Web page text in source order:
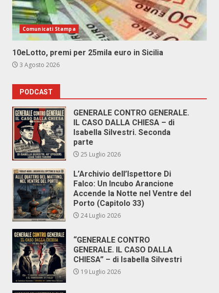
Comunicati Stampa
10eLotto, premi per 25mila euro in Sicilia
3 Agosto 2026
PODCAST
GENERALE CONTRO GENERALE.
IL CASO DALLA CHIESA – di
Isabella Silvestri. Seconda
parte
25 Luglio 2026
L’Archivio dell’Ispettore Di
Falco: Un Incubo Arancione
Accende la Notte nel Ventre del
Porto (Capitolo 33)
24 Luglio 2026
“GENERALE CONTRO
GENERALE. IL CASO DALLA
CHIESA” – di Isabella Silvestri
19 Luglio 2026